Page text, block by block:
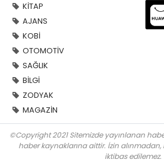
KİTAP
AJANS
KOBİ
OTOMOTİV
SAĞLIK
BİLGİ
ZODYAK
MAGAZİN
©Copyright 2021 Sitemizde yayınlanan
haber kaynaklarına aittir. İzin
iktibas edilemez.